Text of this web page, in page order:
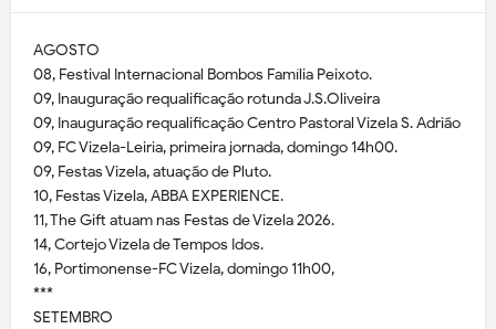
AGOSTO
08, Festival Internacional Bombos Família Peixoto.
09, Inauguração requalificação rotunda J.S.Oliveira
09, Inauguração requalificação Centro Pastoral Vizela S. Adrião
09, FC Vizela-Leiria, primeira jornada, domingo 14h00.
09, Festas Vizela, atuação de Pluto.
10, Festas Vizela, ABBA EXPERIENCE.
11, The Gift atuam nas Festas de Vizela 2026.
14, Cortejo Vizela de Tempos Idos.
16, Portimonense-FC Vizela, domingo 11h00,
***
SETEMBRO